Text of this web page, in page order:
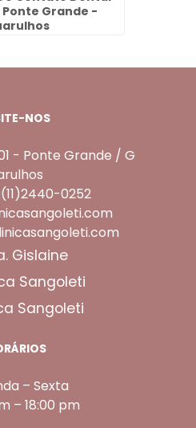
Ponte Grande -
NOS
- Ponte Grande / G
0252
Gislaine
Sangoleti
Sangoleti
– Sexta
– 18:00 pm